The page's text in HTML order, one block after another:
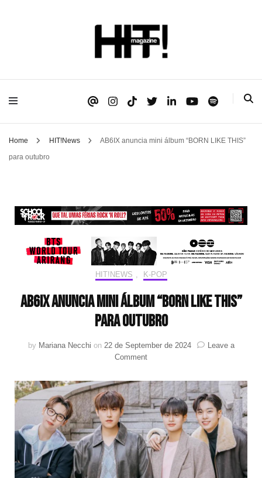
HIT!Magazine
Home HIT!News
AB6IX anuncia mini álbum “BORN LIKE THIS”
para outubro
HIT!NEWS K-POP
AB6IX anuncia mini álbum “BORN LIKE THIS”
para outubro
by Mariana Necchi on 22 de September de 2024
Leave a
Commenton
anuncia
mini
álbum
“BORN
LIKE
THIS”
para
outubro